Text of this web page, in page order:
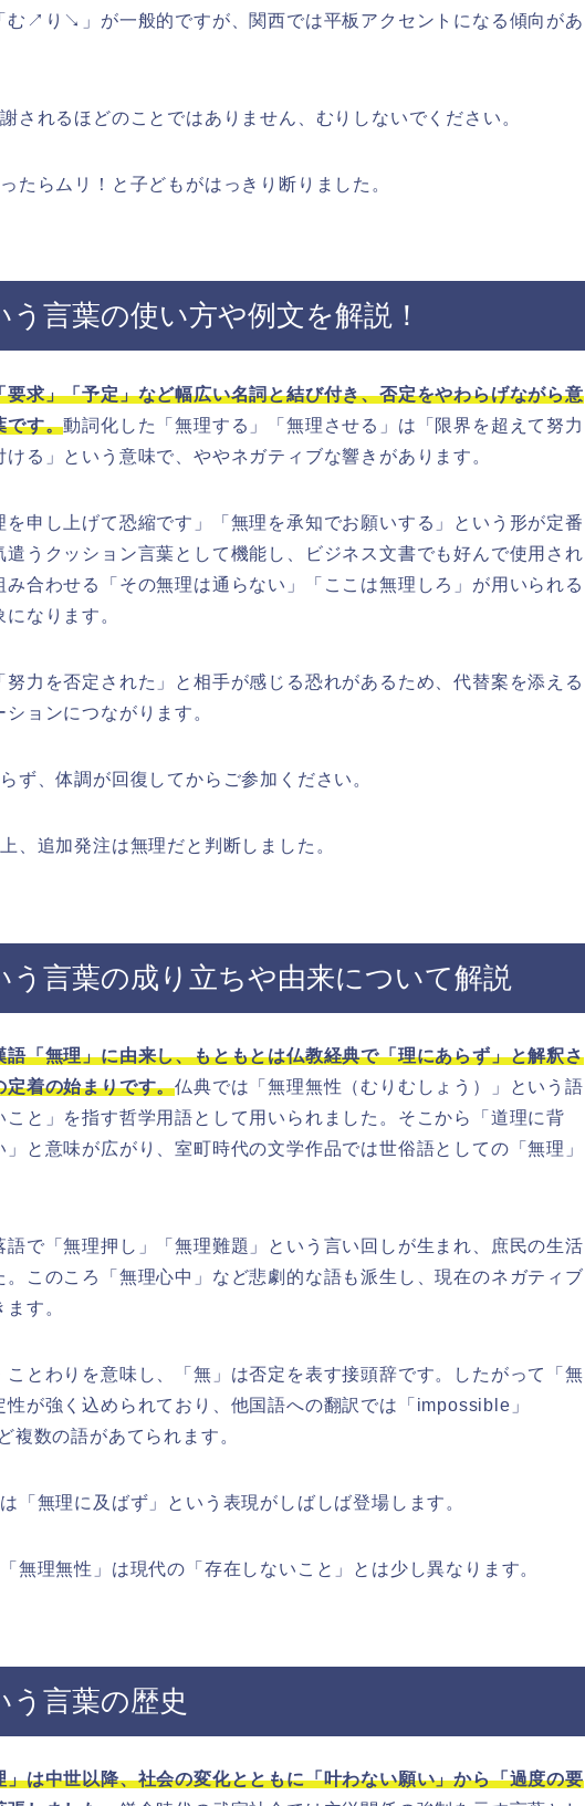
む↗り↘」が一般的ですが、関西では平板アクセントになる傾向があ
されるほどのことではありません、むりしないでください。
たらムリ！と子どもがはっきり断りました。
う言葉の使い方や例文を解説！
要求」「予定」など幅広い名詞と結び付き、否定をやわらげながら意
です。動詞化した「無理する」「無理させる」は「限界を超えて努力
る」という意味で、ややネガティブな響きがあります。
申し上げて恐縮です」「無理を承知でお願いする」という形が定番
遣うクッション言葉として機能し、ビジネス文書でも好んで使用され
み合わせる「その無理は通らない」「ここは無理しろ」が用いられる
なります。
力を否定された」と相手が感じる恐れがあるため、代替案を添える
ョンにつながります。
ず、体調が回復してからご参加ください。
、追加発注は無理だと判断しました。
う言葉の成り立ちや由来について解説
語「無理」に由来し、もともとは仏教経典で「理にあらず」と解釈さ
定着の始まりです。仏典では「無理無性（むりむしょう）」という語
こと」を指す哲学用語として用いられました。そこから「道理に背
」と意味が広がり、室町時代の文学作品では世俗語としての「無理」
語で「無理押し」「無理難題」という言い回しが生まれ、庶民の生活
。このころ「無理心中」など悲劇的な語も派生し、現在のネガティブ
す。
ことわりを意味し、「無」は否定を表す接頭辞です。したがって「無
が強く込められており、他国語への翻訳では「impossible」
複数の語があてられます。
「無理に及ばず」という表現がしばしば登場します。
無理無性」は現代の「存在しないこと」とは少し異なります。
う言葉の歴史
」は中世以降、社会の変化とともに「叶わない願い」から「過度の要